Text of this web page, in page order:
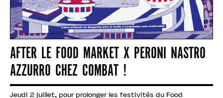
AFTER LE FOOD MARKET X PERONI NASTRO
AZZURRO CHEZ COMBAT !
Jeudi 2 juillet, pour prolonger les festivités du Food